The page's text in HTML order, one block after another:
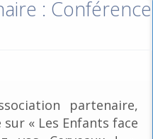
: Conférence
partenaire,
« Les Enfants face